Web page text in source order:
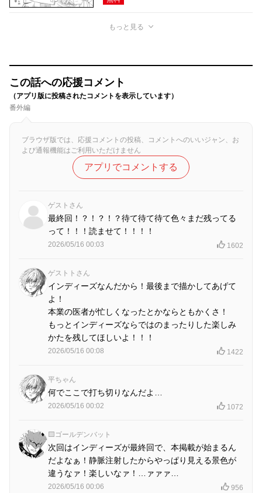
もっと見る
この話への応援コメント
（アプリ版に投稿されたコメントを表示しています）
番外編
ブラウザ版では、応援コメントの投稿、コメントへのいいジャン、お
よび通報機能はご利用いただけません
アプリでコメントする
ゲストさん
最終回！？！？！？待て待て待て色々まだ残ってる
って！！！読ませて！！！！
2026/05/16 00:03 1602
ゲストトさん
インディーズなんだから！最後まで描かしてあげて
よ！
本業の医者が忙しくなったとかならともかくさ！
もっとインディーズならではのまったりした楽しみ
かたを残してほしいよ！！！
2026/05/16 00:08 1422
平ちゃん
何でここで打ち切りなんだよ…
2026/05/16 00:02 1072
🟨ゴールデンバット
次回はインディーズが最終回で、本掲載が始まるん
だよなぁ！静脈注射したからやっぱり見える景色が
違うなァ！楽しいなァ！…ァァァ…
2026/05/16 00:06 956